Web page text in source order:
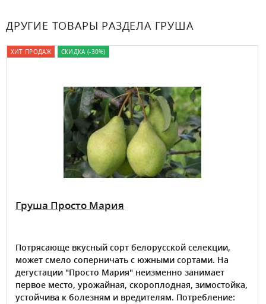
ДРУГИЕ ТОВАРЫ РАЗДЕЛА ГРУША
ХИТ ПРОДАЖ СКИДКА (-30%)
Груша Просто Мария
Потрясающе вкусный сорт белорусской селекции,
может смело соперничать с южными сортами. На
дегустации "Просто Мария" неизменно занимает
первое место, урожайная, скороплодная, зимостойка,
устойчива к болезням и вредителям. Потребление: